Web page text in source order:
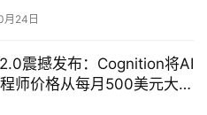
月24日
震撼发布：Cognition将AI
师价格从每月500美元大幅